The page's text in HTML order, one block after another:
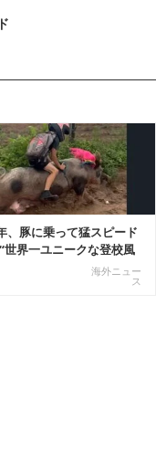
、豚に乗って猛スピード
界一ユニークな登校風
海外ニュー
ス